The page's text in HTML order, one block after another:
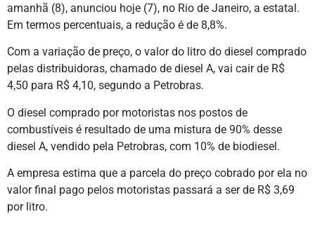
amanhã (8), anunciou hoje (7), no Rio de Janeiro, a estatal.
Em termos percentuais, a redução é de 8,8%.
Com a variação de preço, o valor do litro do diesel comprado
pelas distribuidoras, chamado de diesel A, vai cair de R$
4,50 para R$ 4,10, segundo a Petrobras.
O diesel comprado por motoristas nos postos de
combustíveis é resultado de uma mistura de 90% desse
diesel A, vendido pela Petrobras, com 10% de biodiesel.
A empresa estima que a parcela do preço cobrado por ela no
valor final pago pelos motoristas passará a ser de R$ 3,69
por litro.